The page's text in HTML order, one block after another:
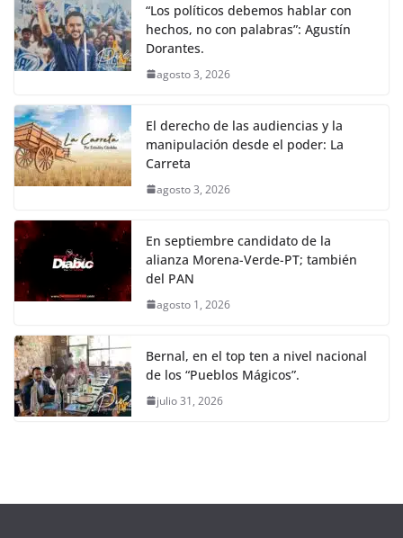
“Los políticos debemos hablar con
hechos, no con palabras”: Agustín
Dorantes.
agosto 3, 2026
El derecho de las audiencias y la
manipulación desde el poder: La
Carreta
agosto 3, 2026
En septiembre candidato de la
alianza Morena-Verde-PT; también
del PAN
agosto 1, 2026
Bernal, en el top ten a nivel nacional
de los “Pueblos Mágicos”.
julio 31, 2026